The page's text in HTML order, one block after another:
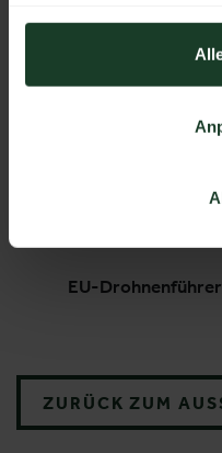
gesammelt haben.
EU-
ZURÜCK ZUM